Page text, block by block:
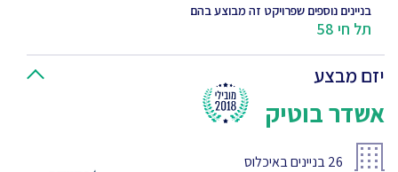
בניינים נוספים שפרויקט זה מבוצע בהם
תל חי 58
יזם מבצע
אשדר בוטיק
26בניינים באיכלוס